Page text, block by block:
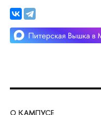
О КАМПУСЕ